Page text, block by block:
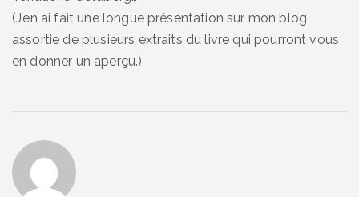
(J’en ai fait une longue présentation sur mon blog
assortie de plusieurs extraits du livre qui pourront vous
en donner un aperçu.)